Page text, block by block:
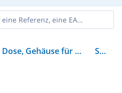
Dose, Gehäuse für Montage auf der Wand/Decke S33291201